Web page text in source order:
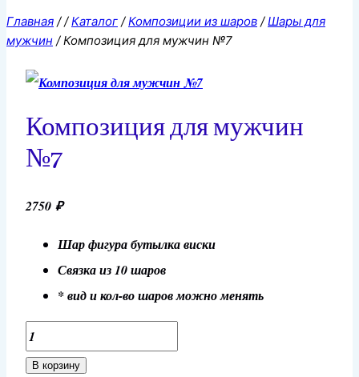
Главная / / Каталог / Композиции из шаров / Шары для
мужчин / Композиция для мужчин №7
Композиция для мужчин
№7
2750 ₽
Шар фигура бутылка виски
Связка из 10 шаров
* вид и кол-во шаров можно менять
Количество
товара
В корзину